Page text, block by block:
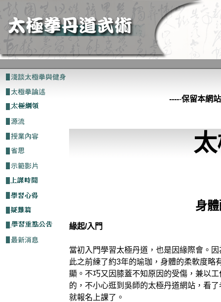
-----保留本網
身
緣起/入門
當初入門學習太極丹道，也是因緣際會。
此之前練了約3年的瑜珈，身體的柔軟度
顯。不巧又因膝蓋不知原因的受傷，兼以
的，不小心逛到吳師的太極丹道網站，看
就報名上課了。